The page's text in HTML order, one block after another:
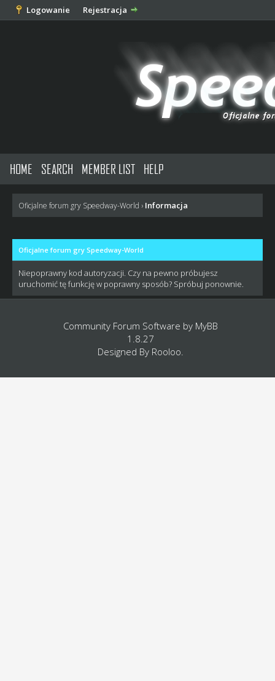
Logowanie Rejestracja
HOME SEARCH MEMBER LIST HELP
Oficjalne forum gry Speedway-World › Informacja
Oficjalne forum gry Speedway-World
Niepoprawny kod autoryzacji. Czy na pewno próbujesz
uruchomić tę funkcję w poprawny sposób? Spróbuj ponownie.
Community Forum Software by MyBB
1.8.27
Designed By Rooloo.